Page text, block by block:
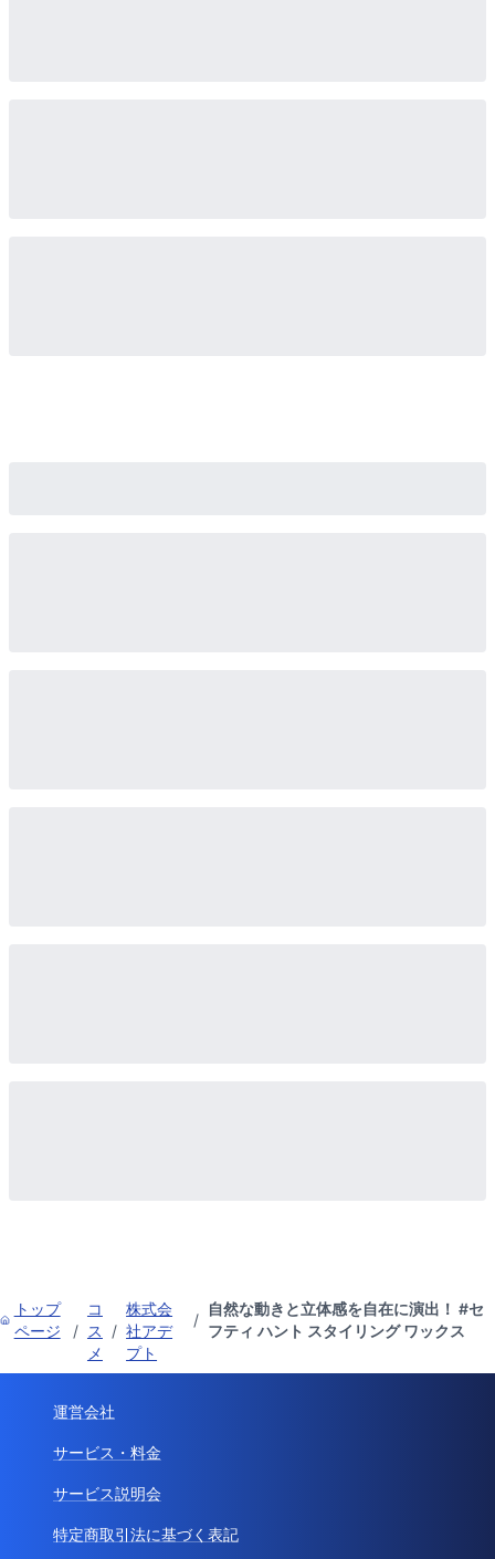
トップ
ページ
/
コ
ス
メ
/
株式会
社アデ
プト
/
自然な動きと立体感を自在に演出！ #セ
フティ ハント スタイリング ワックス
運営会社
サービス・料金
サービス説明会
特定商取引法に基づく表記